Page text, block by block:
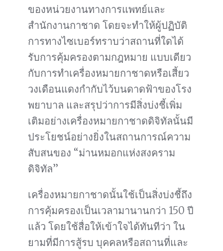
ของหน่วยงานทางการแพทย์และ
สำนักงานกาชาด โดยจะทำให้ผู้ปฏิบัติ
การทางไซเบอร์ทราบว่าสถานที่ใดได้
รับการคุ้มครองตามกฎหมาย แบบเดียว
กับการทำเครื่องหมายกาชาดหรือเสี้ยว
วงเดือนแดงกำกับไว้บนดาดฟ้าของโรง
พยาบาล และสรุปว่าการมีสิ่งบ่งชี้เพิ่ม
เติมอย่างเครื่องหมายกาชาดดิจิทัลนั้นมี
ประโยชน์อย่างยิ่งในสถานการณ์ความ
สับสนของ “ม่านหมอกแห่งสงคราม
ดิจิทัล”
เครื่องหมายกาชาดนั้นใช้เป็นสิ่งบ่งชี้ถึง
การคุ้มครองเป็นเวลามานานกว่า 150 ปี
แล้ว โดยใช้สื่อให้เข้าใจได้ทันทีว่า ใน
ยามที่มีการสู้รบ บุคคลหรือสถานที่และ